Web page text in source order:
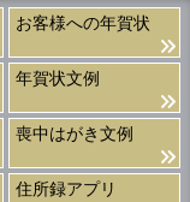
お客様への年賀状
年賀状文例
喪中はがき文例
住所録アプリ